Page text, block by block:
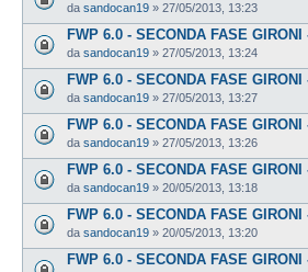
da sandocan19 » 27/05/2013, 13:23
FWP 6.0 - SECONDA FASE GIRONI
da sandocan19 » 27/05/2013, 13:24
FWP 6.0 - SECONDA FASE GIRONI
da sandocan19 » 27/05/2013, 13:27
FWP 6.0 - SECONDA FASE GIRONI
da sandocan19 » 27/05/2013, 13:26
FWP 6.0 - SECONDA FASE GIRONI
da sandocan19 » 20/05/2013, 13:18
FWP 6.0 - SECONDA FASE GIRONI
da sandocan19 » 20/05/2013, 13:20
FWP 6.0 - SECONDA FASE GIRONI